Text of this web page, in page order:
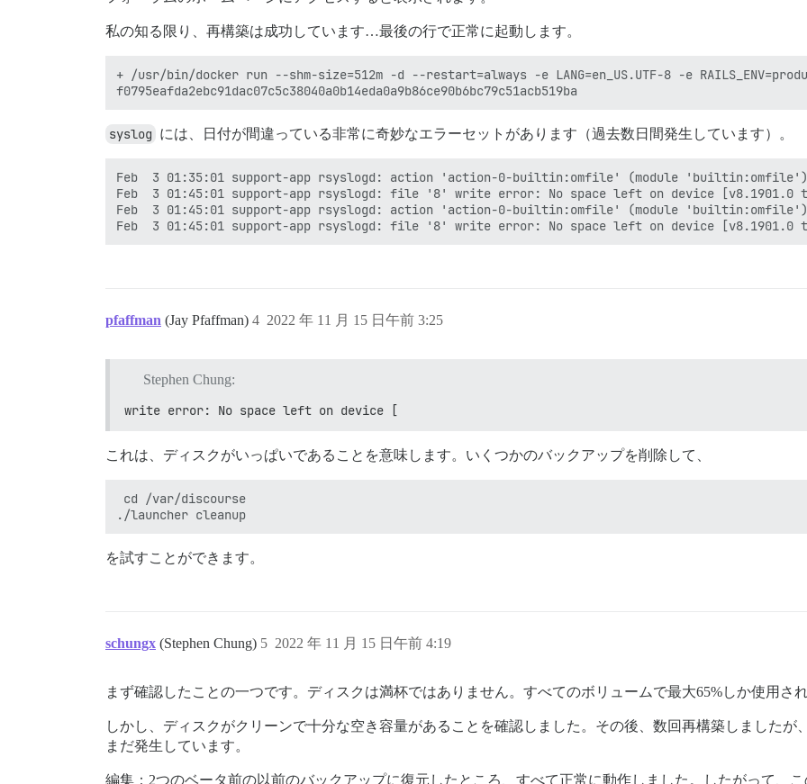
私の知る限り、再構築は成功しています…最後の行で正常に起動します。
+ /usr/bin/docker run --shm-size=512m -d --restart=always -e LANG=en_US.UTF-8 -e RAILS_ENV=production -e
syslog には、日付が間違っている非常に奇妙なエラーセットがあります（過去数日間発生しています）。
Feb  3 01:35:01 support-app rsyslogd: action 'action-0-builtin:omfile' (module 'builtin:omfile')
Feb  3 01:45:01 support-app rsyslogd: file '8' write error: No space left on device [v8.1901.0
Feb  3 01:45:01 support-app rsyslogd: action 'action-0-builtin:omfile' (module 'builtin:omfile')
pfaffman (Jay Pfaffman) 2022 年 11 月 15 日午前 3:25
4
Stephen Chung:
write error: No space left on device [
これは、ディスクがいっぱいであることを意味します。いくつかのバックアップを削除して、
cd /var/discourse
を試すことができます。
schungx (Stephen Chung) 2022 年 11 月 15 日午前 4:19
5
まず確認したことの一つです。ディスクは満杯ではありません。すべてのボリュームで最大65%しか使用さ
しかし、ディスクがクリーンで十分な空き容量があることを確認しました。その後、数回再構築しました
まだ発生しています。
編集：2つのベータ前の以前のバックアップに復元したところ、すべて正常に動作しました。したがって、